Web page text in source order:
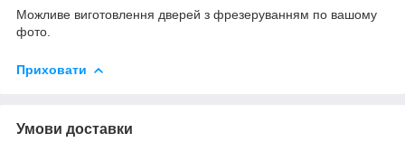
Можливе виготовлення дверей з фрезеруванням по вашому
фото.
Приховати
Умови доставки